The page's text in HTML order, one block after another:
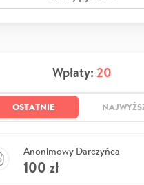
Wpłaty: 20
OSTATNIE
Anonimowy Darczyńca
100 zł